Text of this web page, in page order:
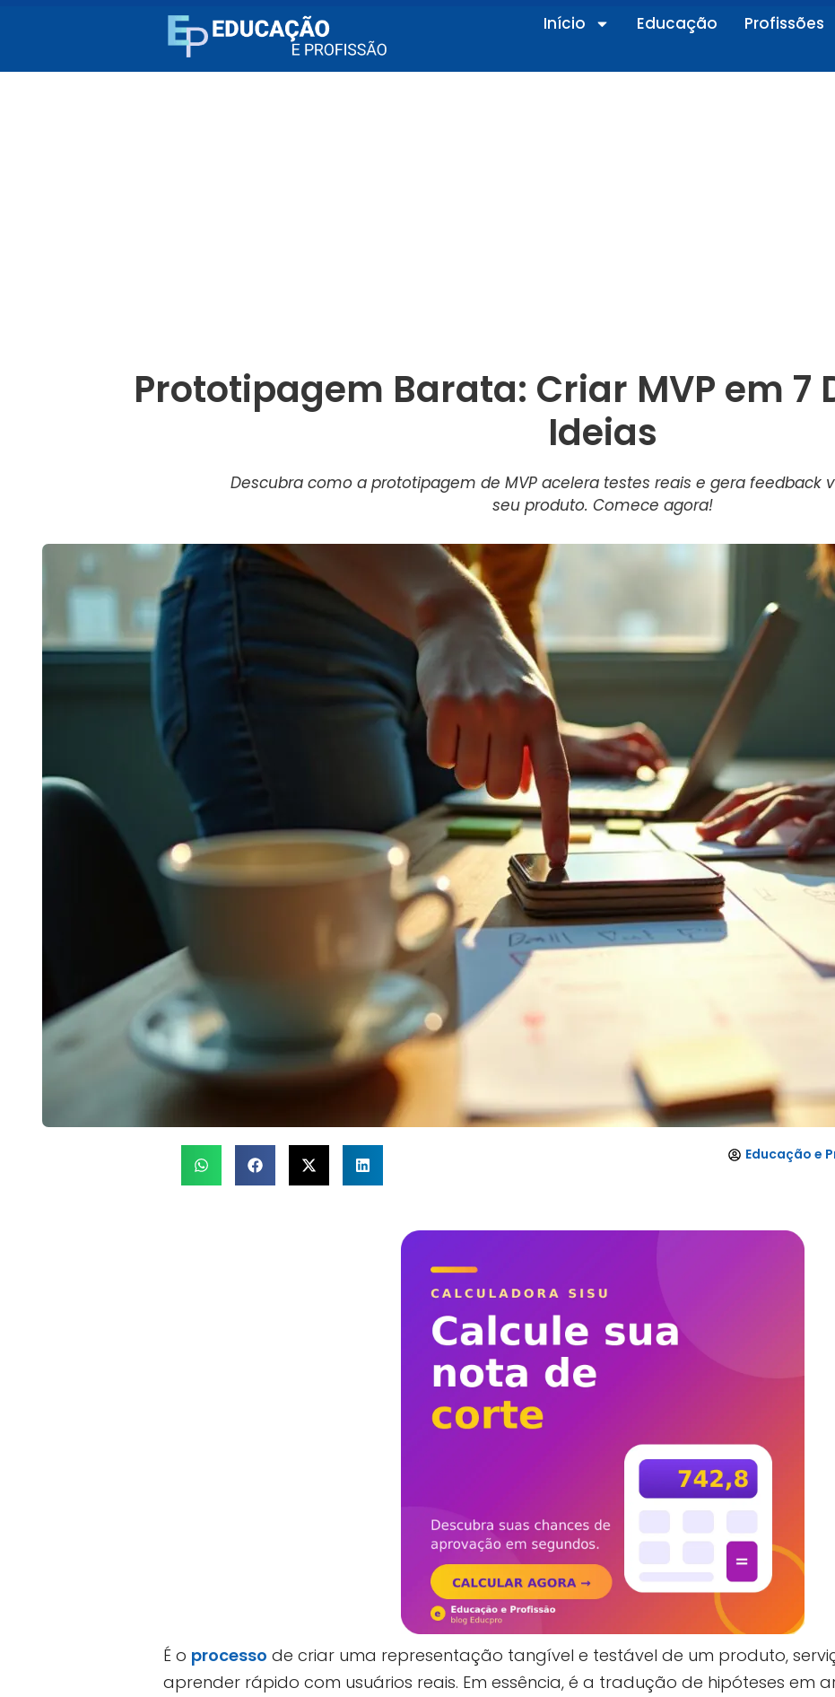
Início Educação Profissões
Prototipagem Barata: Criar MVP em 7
Ideias
Descubra como a prototipagem de MVP acelera testes reais e gera feedback
seu produto. Comece agora!
Educação e
É o processo de criar uma representação tangível e testável de um produto,
aprender rápido com usuários reais. Em essência, é a tradução de hipóteses em